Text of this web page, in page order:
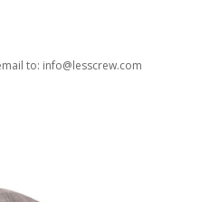
to: info@lesscrew.com